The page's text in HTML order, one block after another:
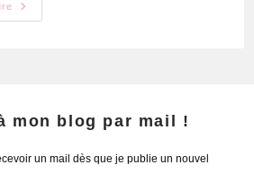
mon blog par mail !
un mail dès que je publie un nouvel